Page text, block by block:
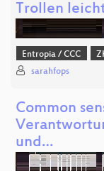
Trollen
Entropia / CCC
sarahfops
Common
und…